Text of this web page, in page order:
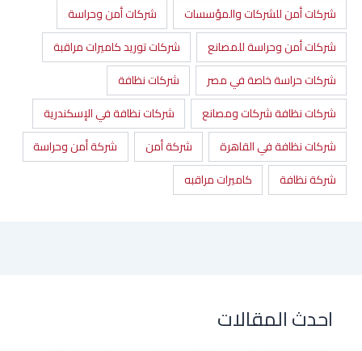
شركات أمن للشركات والمؤسسات
شركات أمن وحراسة
شركات أمن وحراسة للمصانع
شركات توريد كاميرات مراقبة
شركات حراسة خاصة في مصر
شركات نظافة
شركات نظافة شركات ومصانع
شركات نظافة في الإسكندرية
شركات نظافة في القاهرة
شركة أمن
شركة أمن وحراسة
شركة نظافة
كاميرات مراقبه
احدث المقالات